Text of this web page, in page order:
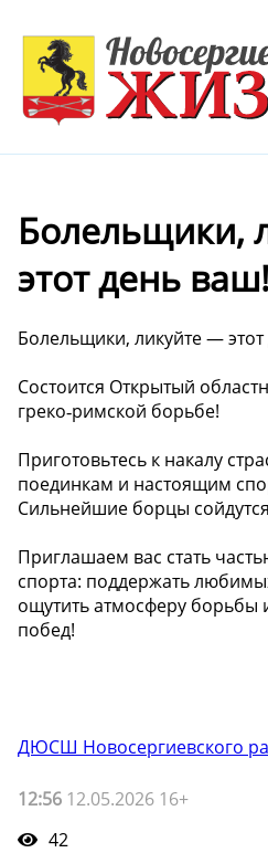
Болельщики,
этот день ваш!
Болельщики, ликуйте —
‍Состоится Открытый
греко‑римской борьбе!
Приготовьтесь к накалу
поединкам и настоящим
Сильнейшие борцы
Приглашаем вас стать
спорта: поддержать
ощутить атмосферу борьбы
побед!
ДЮСШ Новосергиевского
12:56 12.05.2026 16+
42